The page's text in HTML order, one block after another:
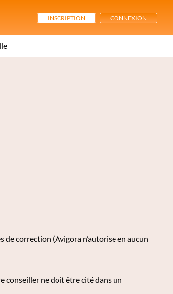
INSCRIPTION CONNEXION
de correction (Avigora n’autorise en aucun
conseiller ne doit être cité dans un